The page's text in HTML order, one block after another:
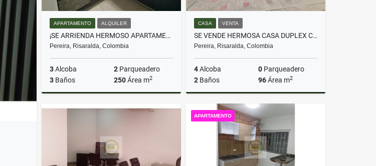
APARTAMENTO ALQUILER
¡SE ARRIENDA HERMOSO APARTAMENTO EN PINARES!
Pereira, Risaralda, Colombia
3Alcoba 2 Parqueadero
3 Baños 250Área m2
Alquiler
CASA VENTA
SE VENDE HERMOSA CASA DUPLEX CONJUNTO CERRADO SECTOR GALICIA PEREIRA
Pereira, Risaralda, Colombia
4Alcoba 0 Parqueadero
2 Baños 96Área m2
$460.000.000
APARTAMENTO